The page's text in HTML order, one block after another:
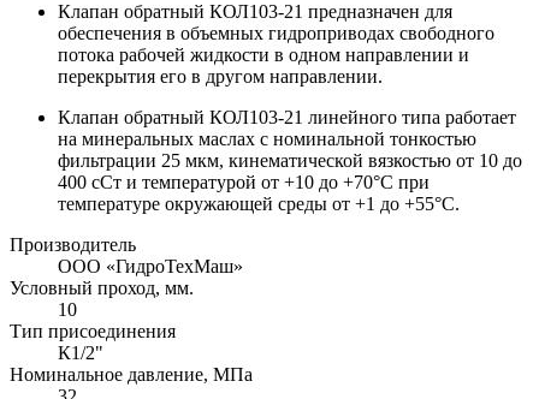
Клапан обратный КОЛ103-21 предназначен для
обеспечения в объемных гидроприводах свободного
потока рабочей жидкости в одном направлении и
перекрытия его в другом направлении.
Клапан обратный КОЛ103-21 линейного типа работает
на минеральных маслах с номинальной тонкостью
фильтрации 25 мкм, кинематической вязкостью от 10 до
400 сСт и температурой от +10 до +70°C при
температуре окружающей среды от +1 до +55°C.
Производитель
ООО «ГидроТехМаш»
Условный проход, мм.
10
Тип присоединения
К1/2"
Номинальное давление, МПа